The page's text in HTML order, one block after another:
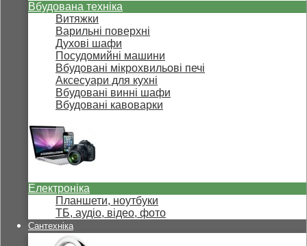
Вбудована техніка
Витяжки
Варильні поверхні
Духові шафи
Посудомийні машини
Вбудовані мікрохвильові печі
Аксесуари для кухні
Вбудовані винні шафи
Вбудовані кавоварки
Електроніка
Планшети, ноутбуки
ТБ, аудіо, відео, фото
Сантехніка